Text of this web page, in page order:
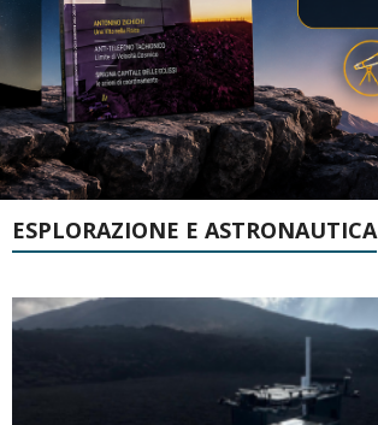
ESPLORAZIONE E ASTRONAUTICA